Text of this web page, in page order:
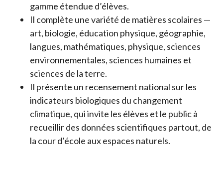
gamme étendue d’élèves.
Il complète une variété de matières scolaires —
art, biologie, éducation physique, géographie,
langues, mathématiques, physique, sciences
environnementales, sciences humaines et
sciences de la terre.
Il présente un recensement national sur les
indicateurs biologiques du changement
climatique, qui invite les élèves et le public à
recueillir des données scientifiques partout, de
la cour d’école aux espaces naturels.